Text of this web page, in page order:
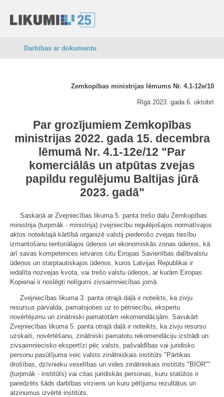
Darbības ar dokumentu
Zemkopības ministrijas lēmums Nr. 4.1-12e/10
Rīgā 2023. gada 6. oktobrī
Par grozījumiem Zemkopības
ministrijas 2022. gada 15. decembra
lēmumā Nr. 4.1-12e/12 "Par
komerciālās un atpūtas zvejas
papildu regulējumu Baltijas jūrā
2023. gadā"
Saskaņā ar Zvejniecības likuma 5. panta trešo daļu Zemkopības
ministrija (turpmāk - ministrija) zvejniecību regulējošajos normatīvajos
aktos noteiktajā kārtībā organizē valstij piederošo zvejas tiesību
izmantošanu teritoriālajos ūdeņos un ekonomiskās zonas ūdeņos, kā
arī savas kompetences ietvaros citu Eiropas Savienības dalībvalstu
ūdeņos un starptautiskajos ūdeņos, kuros Latvijas Republikai ir
iedalīta nozvejas kvota, vai trešo valstu ūdeņos, ar kurām Eiropas
Kopienai ir noslēgti nolīgumi zivsaimniecības jomā.
Zvejniecības likuma 3. panta otrajā daļā ir noteikts, ka zivju
resursus pārvalda, pamatojoties uz to pētniecību, ekspertu
novērtējumu un zinātniski pamatotām rekomendācijām. Savukārt
Zvejniecības likuma 5. panta otrajā daļā ir noteikts, ka zivju resursu
uzskaiti, novērtēšanu, zinātniski pamatotu rekomendāciju izstrādi un
zivsaimniecisko ekspertīzi pēc valsts, pašvaldības vai juridisko
personu pasūtījuma veic valsts zinātniskais institūts "Pārtikas
drošības, dzīvnieku veselības un vides zinātniskais institūts "BIOR""
(turpmāk - institūts) vai citas juridiskās personas, kuru statūtos ir
paredzēts šāds darbības virziens un kuru pētījumu rezultātus un
atzinumus izvērtē institūts.